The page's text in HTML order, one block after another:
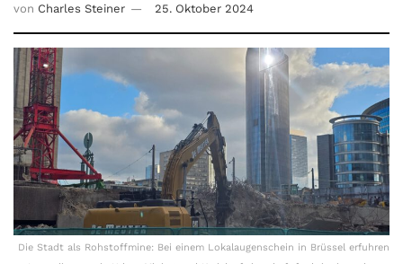
von Charles Steiner 25. Oktober 2024
Die Stadt als Rohstoffmine: Bei einem Lokalaugenschein in Brüssel erfuhren